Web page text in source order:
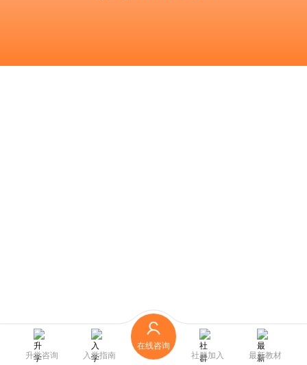
升学咨询 入学指南
在线咨询
社群加入
最新教材